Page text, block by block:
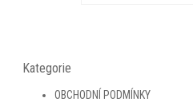
Kategorie
OBCHODNÍ PODMÍNKY